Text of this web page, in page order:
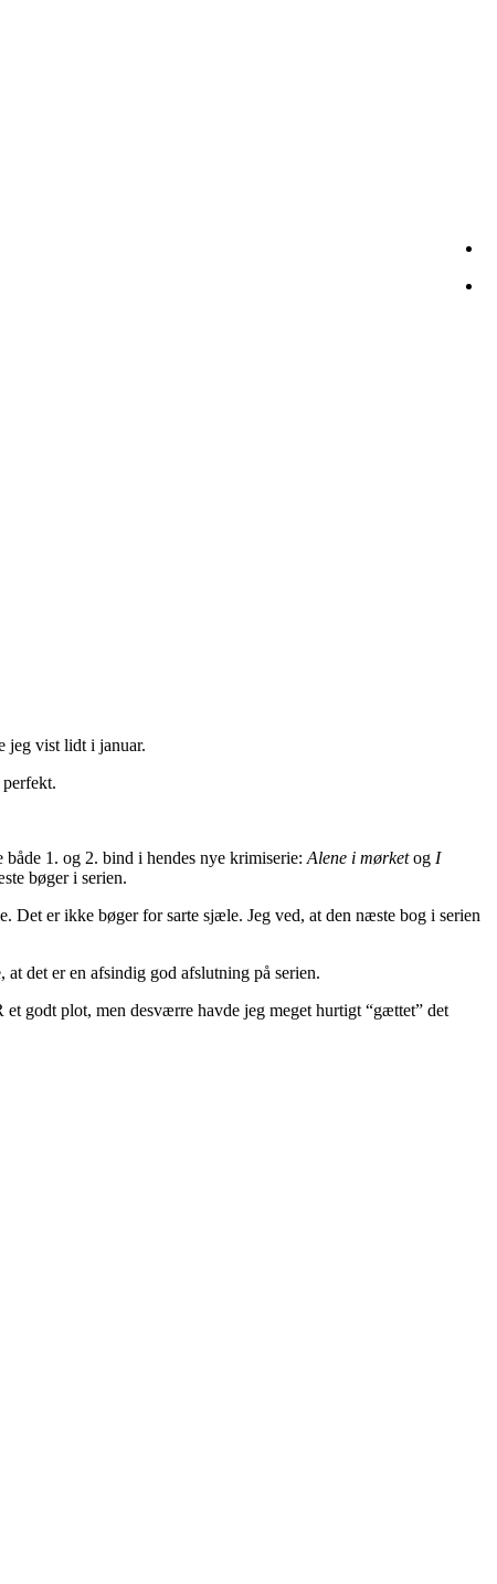
jeg vist lidt i januar.
både 1. og 2. bind i hendes nye krimiserie: Alene i mørketog I
bøger i serien.
Det er ikke bøger for sarte sjæle. Jeg ved, at den næste bog i serien
det er en afsindig god afslutning på serien.
godt plot, men desværre havde jeg meget hurtigt “gættet” det